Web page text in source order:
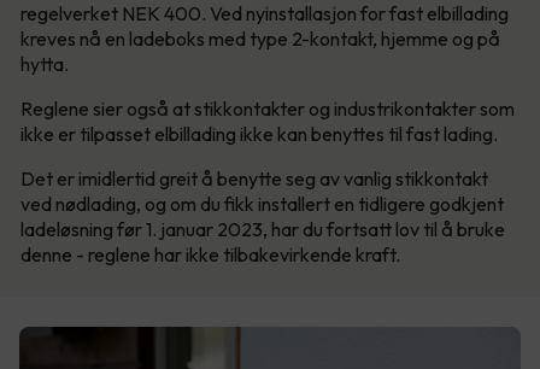
regelverket NEK 400. Ved nyinstallasjon for fast elbillading
kreves nå en ladeboks med type 2-kontakt, hjemme og på
hytta.
Reglene sier også at stikkontakter og industrikontakter som
ikke er tilpasset elbillading ikke kan benyttes til fast lading.
Det er imidlertid greit å benytte seg av vanlig stikkontakt
ved nødlading, og om du fikk installert en tidligere godkjent
ladeløsning før 1. januar 2023, har du fortsatt lov til å bruke
denne - reglene har ikke tilbakevirkende kraft.